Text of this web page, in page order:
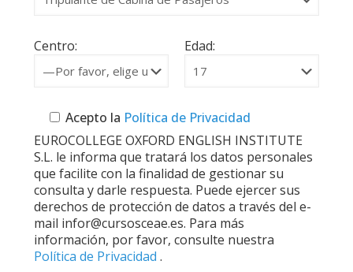
Centro: Edad:
Acepto la Política de Privacidad
EUROCOLLEGE OXFORD ENGLISH INSTITUTE
S.L. le informa que tratará los datos personales
que facilite con la finalidad de gestionar su
consulta y darle respuesta. Puede ejercer sus
derechos de protección de datos a través del e-
mail infor@cursosceae.es. Para más
información, por favor, consulte nuestra
Política de Privacidad .